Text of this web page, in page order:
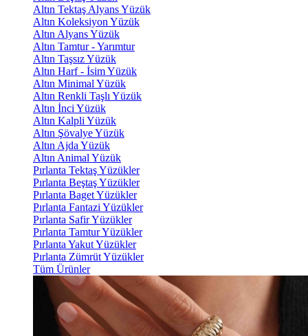
Altın Tektaş Alyans Yüzük
Altın Koleksiyon Yüzük
Altın Alyans Yüzük
Altın Tamtur - Yarımtur
Altın Taşsız Yüzük
Altın Harf - İsim Yüzük
Altın Minimal Yüzük
Altın Renkli Taşlı Yüzük
Altın İnci Yüzük
Altın Kalpli Yüzük
Altın Şövalye Yüzük
Altın Ajda Yüzük
Altın Animal Yüzük
Pırlanta Tektaş Yüzükler
Pırlanta Beştaş Yüzükler
Pırlanta Baget Yüzükler
Pırlanta Fantazi Yüzükler
Pırlanta Safir Yüzükler
Pırlanta Tamtur Yüzükler
Pırlanta Yakut Yüzükler
Pırlanta Zümrüt Yüzükler
Tüm Ürünler